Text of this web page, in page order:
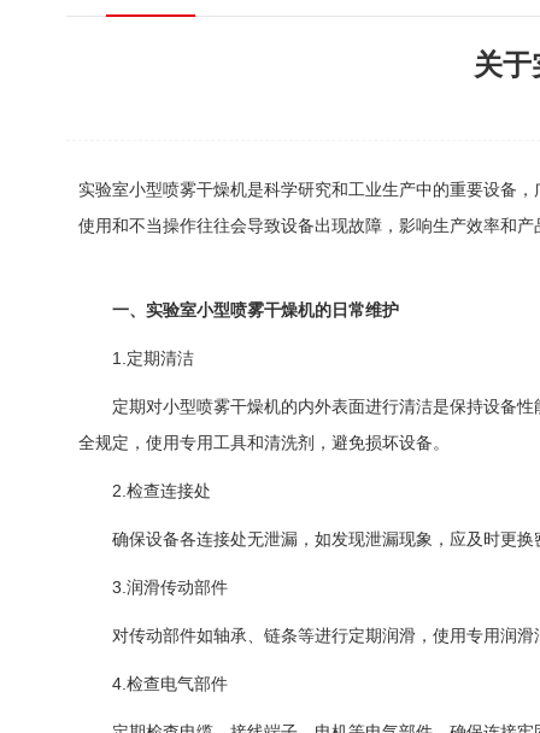
关
实验室小型喷雾干燥机是科学研究和工业生产中的重要设备
使用和不当操作往往会导致设备出现故障，影响生产效率和
一、实验室小型喷雾干燥机的日常维护
1.定期清洁
定期对小型喷雾干燥机的内外表面进行清洁是保持设备性
全规定，使用专用工具和清洗剂，避免损坏设备。
2.检查连接处
确保设备各连接处无泄漏，如发现泄漏现象，应及时更换
3.润滑传动部件
对传动部件如轴承、链条等进行定期润滑，使用专用润滑
4.检查电气部件